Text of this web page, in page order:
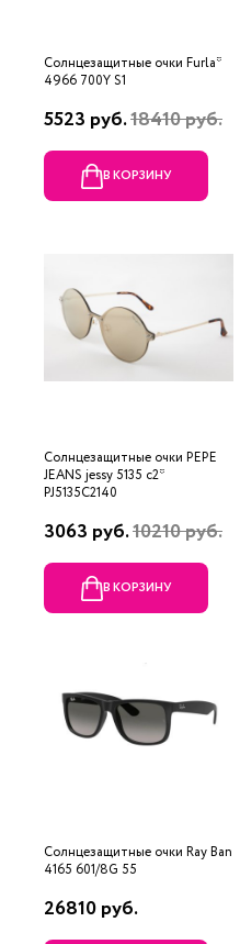
Солнцезащитные очки Furla*
4966 700Y S1
5523 руб.18410 руб.
В КОРЗИНУ
Солнцезащитные очки PEPE
JEANS jessy 5135 с2*
PJ5135C2140
3063 руб.10210 руб.
В КОРЗИНУ
Солнцезащитные очки Ray Ban
4165 601/8G 55
26810 руб.